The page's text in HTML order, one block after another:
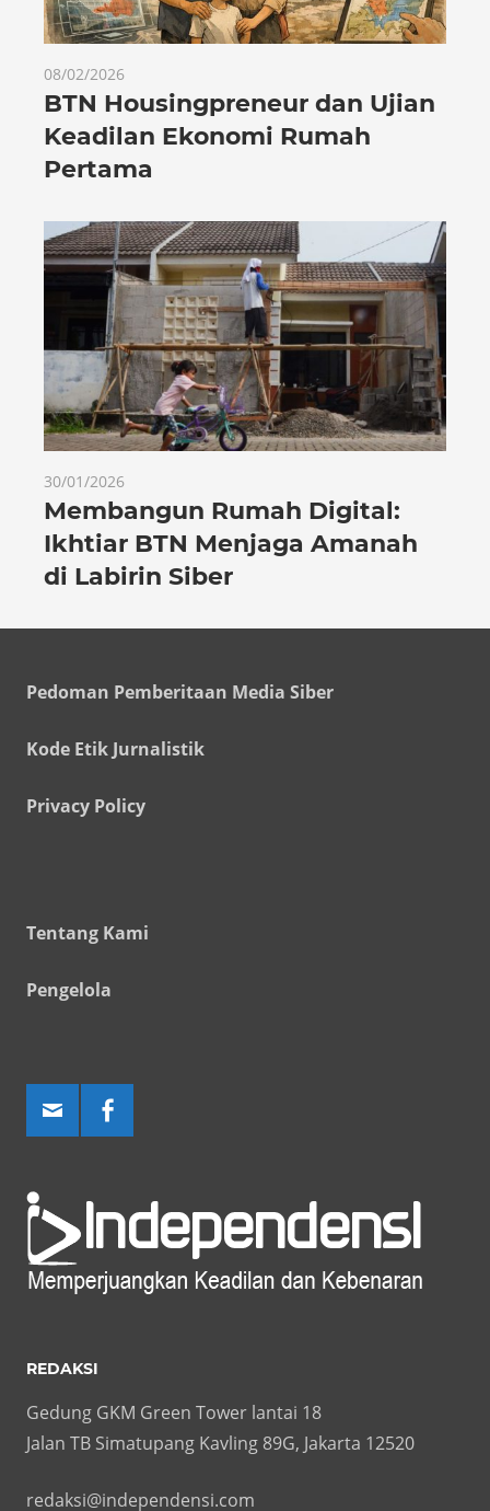
08/02/2026
BTN Housingpreneur dan Ujian
Keadilan Ekonomi Rumah
Pertama
30/01/2026
Membangun Rumah Digital:
Ikhtiar BTN Menjaga Amanah
di Labirin Siber
Pedoman Pemberitaan Media Siber
Kode Etik Jurnalistik
Privacy Policy
Tentang Kami
Pengelola
REDAKSI
Gedung GKM Green Tower lantai 18
Jalan TB Simatupang Kavling 89G, Jakarta 12520
redaksi@independensi.com